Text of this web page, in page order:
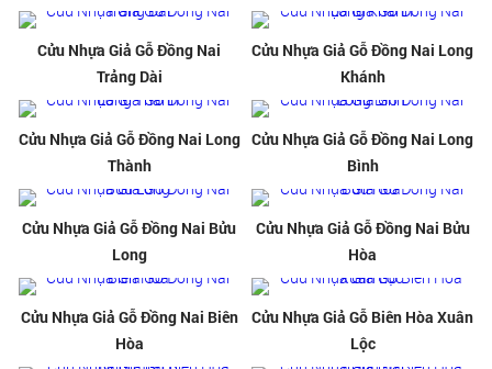
Cửu Nhựa Giả Gỗ Đồng Nai
Trảng Dài
Cửu Nhựa Giả Gỗ Đồng Nai Long
Khánh
Cửu Nhựa Giả Gỗ Đồng Nai Long
Thành
Cửu Nhựa Giả Gỗ Đồng Nai Long
Bình
Cửu Nhựa Giả Gỗ Đồng Nai Bửu
Long
Cửu Nhựa Giả Gỗ Đồng Nai Bửu
Hòa
Cửu Nhựa Giả Gỗ Đồng Nai Biên
Hòa
Cửu Nhựa Giả Gỗ Biên Hòa Xuân
Lộc